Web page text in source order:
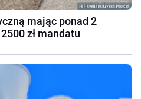
mając ponad 2
zł mandatu